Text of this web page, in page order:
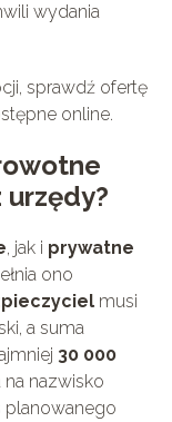
wydania
sprawdź ofertę
online.
, jak i prywatne
ono
musi
a suma
30 000
nazwisko
planowanego